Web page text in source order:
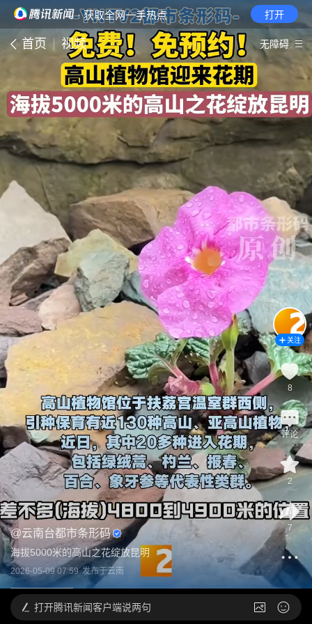
· 获取全网一手热点 打开
首页 视频 无障碍
@云南台都市条形码
海拔5000米的高山之花绽放昆明
2026-05-09 07:59 发布于云南
关注
8
评论
2
7
打开腾讯新闻客户端说两句